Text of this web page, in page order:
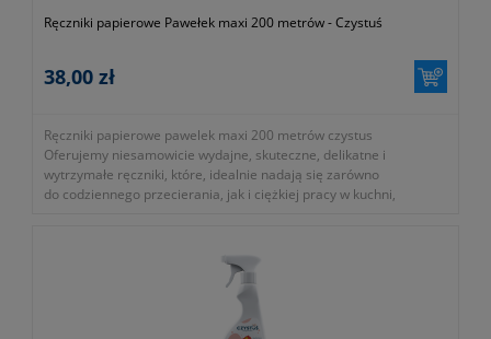
Ręczniki papierowe Pawełek maxi 200 metrów - Czystuś
38,00 zł
Ręczniki papierowe pawelek maxi 200 metrów czystus
Oferujemy niesamowicie wydajne, skuteczne, delikatne i
wytrzymałe ręczniki, które, idealnie nadają się zarówno
do codziennego przecierania, jak i ciężkiej pracy w kuchni,